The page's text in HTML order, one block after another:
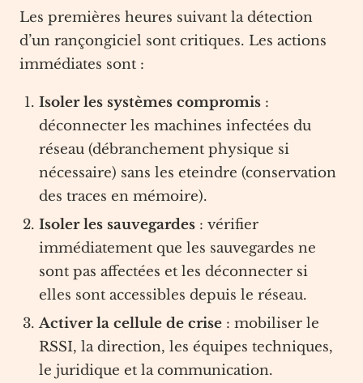
Les premières heures suivant la détection
d’un rançongiciel sont critiques. Les actions
immédiates sont :
Isoler les systèmes compromis :
déconnecter les machines infectées du
réseau (débranchement physique si
nécessaire) sans les eteindre (conservation
des traces en mémoire).
Isoler les sauvegardes : vérifier
immédiatement que les sauvegardes ne
sont pas affectées et les déconnecter si
elles sont accessibles depuis le réseau.
Activer la cellule de crise : mobiliser le
RSSI, la direction, les équipes techniques,
le juridique et la communication.